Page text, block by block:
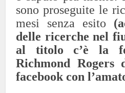
sono proseguite le
mesi senza esito
delle ricerche nel
al titolo c’è la
Richmond Rogers
facebook con